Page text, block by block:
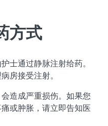
方式
士通过静脉注射给药。
房接受注射。
造成严重损伤。如果您
或肿胀，请立即告知医